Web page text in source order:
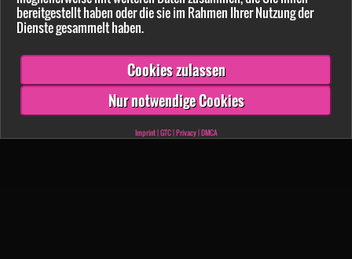
bereitgestellt haben oder die sie im Rahmen Ihrer Nutzung der
Dienste gesammelt haben.
Cookies zulassen
Nur notwendige Cookies
Imprint|GTC|Privacy|DMCA